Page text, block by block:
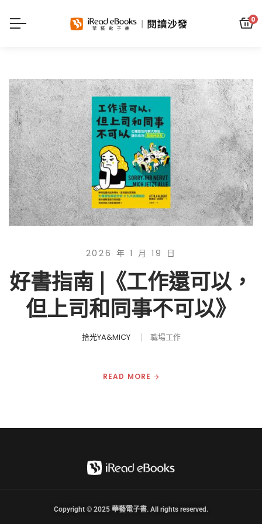
0
2026 年 1 月 19 日
好書指南 |《工作還可以，
但上司和同事不可以》
拾光YA&MICY 職場工作
READ MORE
Copyright © 2025 華藝電子書. All rights reserved.